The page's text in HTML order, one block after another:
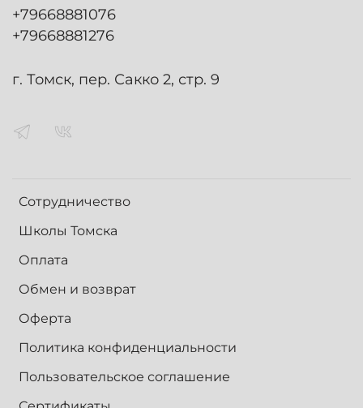
Сотрудничество
Школы Томска
Оплата
Обмен и возврат
Оферта
Политика конфиденциальности
Пользовательское соглашение
+79668881076
+79668881276
г. Томск, пер. Сакко 2, стр. 9